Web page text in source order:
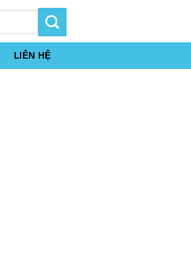
LIÊN HỆ